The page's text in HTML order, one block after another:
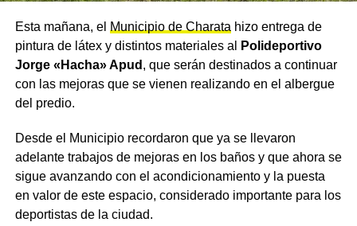
de los grandes bloques económicos.
En contraste, voces críticas advirtieron sobre riesgos para
la industria nacional.
Sin embargo, coincidieron en que el comercio exterior
Impacto económico y competitividad
El acuerdo impacta en áreas como agricultura, industria
automotriz y servicios.
Esta mañana, el Municipio de Charata hizo entrega de
pintura de látex y distintos materiales al
Polideportivo
Jorge «Hacha» Apud , que serán destinados a continuar
con las mejoras que se vienen realizando en el albergue
del predio.
Desde el Municipio recordaron que ya se llevaron
adelante trabajos de mejoras en los baños y que ahora se
sigue avanzando con el acondicionamiento y la puesta
en valor de este espacio, considerado importante para los
deportistas de la ciudad.